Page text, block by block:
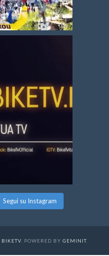
Segui su Instagram
BIKETV. POWERED BY GEMINIT.